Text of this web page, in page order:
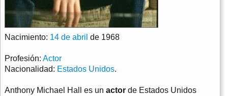
Nacimiento: 14 de abril de 1968
Profesión: Actor
Nacionalidad: Estados Unidos.
Anthony Michael Hall es un actor de Estados Unidos